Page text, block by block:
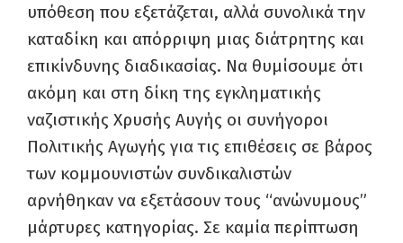
υπόθεση που εξετάζεται, αλλά συνολικά την
καταδίκη και απόρριψη μιας διάτρητης και
επικίνδυνης διαδικασίας. Να θυμίσουμε ότι
ακόμη και στη δίκη της εγκληματικής
ναζιστικής Χρυσής Αυγής οι συνήγοροι
Πολιτικής Αγωγής για τις επιθέσεις σε βάρος
των κομμουνιστών συνδικαλιστών
αρνήθηκαν να εξετάσουν τους “ανώνυμους”
μάρτυρες κατηγορίας. Σε καμία περίπτωση